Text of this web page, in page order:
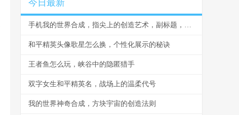
今日最新
手机我的世界合成，指尖上的创造艺术，副标题，从新手到大师的合成指南
和平精英头像歌星怎么换，个性化展示的秘诀
王者鱼怎么玩，峡谷中的隐匿猎手
双字女生和平精英名，战场上的温柔代号
我的世界神奇合成，方块宇宙的创造法则